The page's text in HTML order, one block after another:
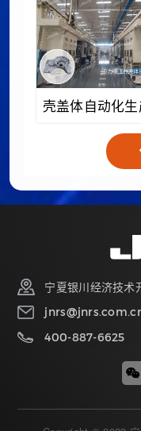
壳盖体自动化生
宁夏银川经济技术
400-887-6625